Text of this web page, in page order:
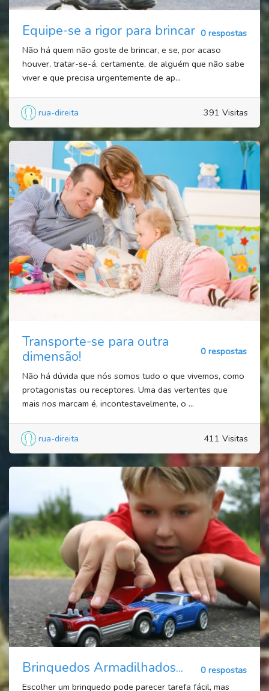
Equipe-se a rigor para brincar 0 respostas
Não há quem não goste de brincar, e se, por acaso
houver, tratar-se-á, certamente, de alguém que não sabe
viver e que precisa urgentemente de ap...
rua-direita 391 Visitas
Transporte-se para outra
dimensão!
0 respostas
Não há dúvida que nós somos tudo o que vivemos, como
protagonistas ou receptores. Uma das vertentes que
mais nos marcam é, incontestavelmente, o ...
rua-direita 411 Visitas
Brinquedos Armadilhados...
0 respostas
Escolher um brinquedo pode parecer tarefa fácil, mas